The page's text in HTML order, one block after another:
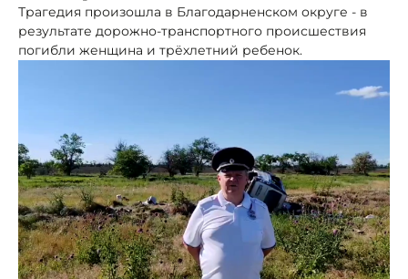
Трагедия произошла в Благодарненском округе - в
результате дорожно-транспортного происшествия
погибли женщина и трёхлетний ребенок.